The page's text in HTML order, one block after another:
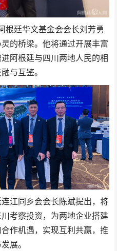
根廷华文基金会会长刘芳勇
的桥梁。他将通过开展丰富
阿根廷与四川两地人民的相
与互鉴。
江同乡会会长陈斌提出，将
考察投资，为两地企业搭建
作机遇，实现互利共赢，推
展。